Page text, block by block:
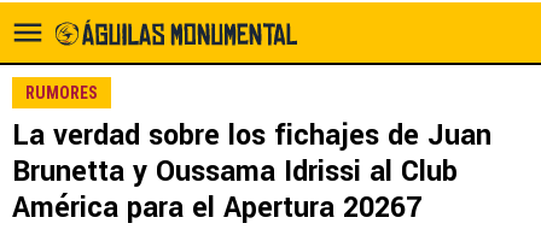
RUMORES
La verdad sobre los fichajes de Juan
Brunetta y Oussama Idrissi al Club
América para el Apertura 20267